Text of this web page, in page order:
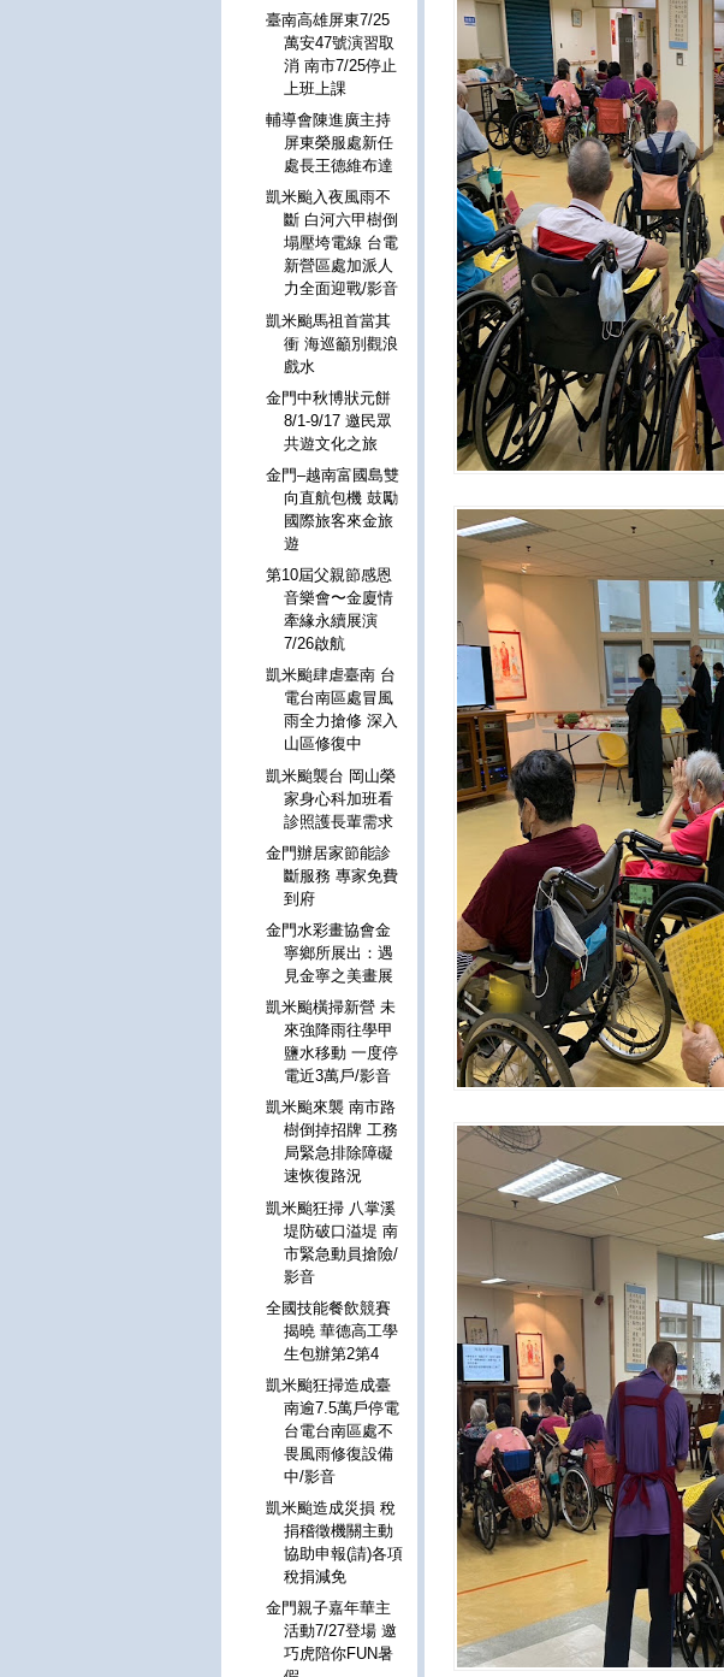
臺南高雄屏東7/25
萬安47號演習取
消 南市7/25停止
上班上課
輔導會陳進廣主持
屏東榮服處新任
處長王德維布達
凱米颱入夜風雨不
斷 白河六甲樹倒
塌壓垮電線 台電
新營區處加派人
力全面迎戰/影音
凱米颱馬祖首當其
衝 海巡籲別觀浪
戲水
金門中秋博狀元餅
8/1-9/17 邀民眾
共遊文化之旅
金門–越南富國島雙
向直航包機 鼓勵
國際旅客來金旅
遊
第10屆父親節感恩
音樂會〜金廈情
牽緣永續展演
7/26啟航
凱米颱肆虐臺南 台
電台南區處冒風
雨全力搶修 深入
山區修復中
凱米颱襲台 岡山榮
家身心科加班看
診照護長輩需求
金門辦居家節能診
斷服務 專家免費
到府
金門水彩畫協會金
寧鄉所展出：遇
見金寧之美畫展
凱米颱橫掃新營 未
來強降雨往學甲
鹽水移動 一度停
電近3萬戶/影音
凱米颱來襲 南市路
樹倒掉招牌 工務
局緊急排除障礙
速恢復路況
凱米颱狂掃 八掌溪
堤防破口溢堤 南
市緊急動員搶險/
影音
全國技能餐飲競賽
揭曉 華德高工學
生包辦第2第4
凱米颱狂掃造成臺
南逾7.5萬戶停電
台電台南區處不
畏風雨修復設備
中/影音
凱米颱造成災損 稅
捐稽徵機關主動
協助申報(請)各項
稅捐減免
金門親子嘉年華主
活動7/27登場 邀
巧虎陪你FUN暑